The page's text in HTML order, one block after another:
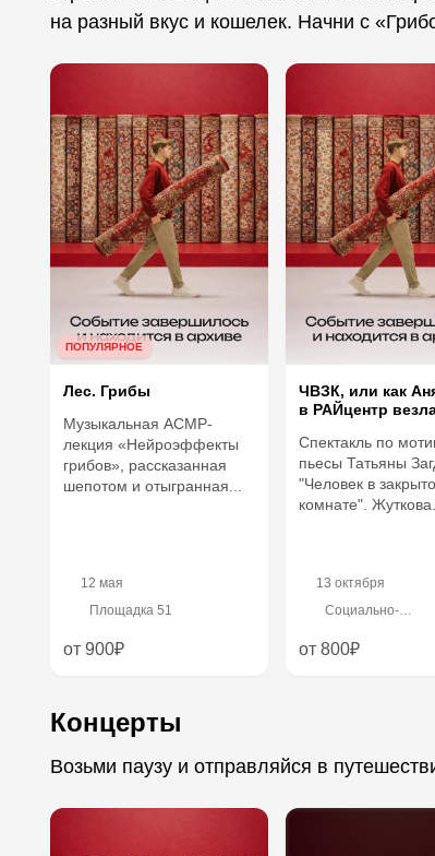
на разный вкус и кошелек. Начни с
ПОПУЛЯРНОЕ
Лес. Грибы
Музыкальная АСМР-
лекция «Нейроэффекты
грибов», рассказанная
шепотом и отыгранная...
12 мая
Площадка 51
от 900₽
ЧВЗК, или как
в РАЙцентр
Спектакль по
пьесы Татьяны
"Человек в
комнате".
13 октября
Социально-
от 800₽
Концерты
Возьми паузу и отправляйся в